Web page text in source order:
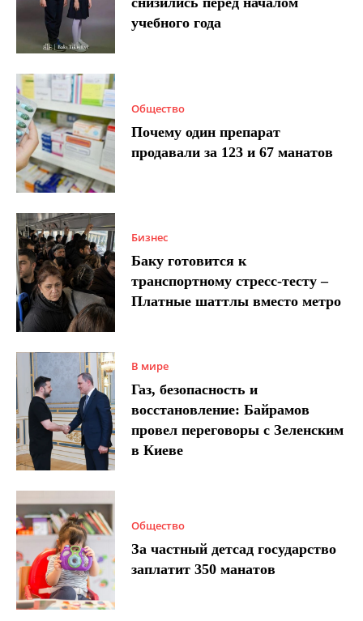
учебного года
Общество
Почему один препарат
продавали за 123 и 67 манатов
Бизнес
Баку готовится к
транспортному стресс-тесту –
Платные шаттлы вместо метро
В мире
Газ, безопасность и
восстановление: Байрамов
провел переговоры с Зеленским
в Киеве
Общество
За частный детсад государство
заплатит 350 манатов